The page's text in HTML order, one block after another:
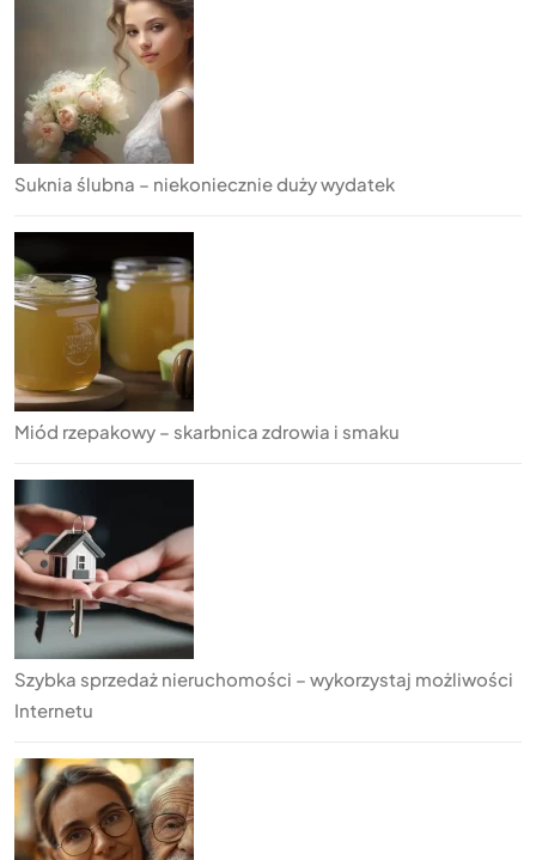
Suknia ślubna – niekoniecznie duży wydatek
Miód rzepakowy – skarbnica zdrowia i smaku
Szybka sprzedaż nieruchomości – wykorzystaj możliwości
Internetu